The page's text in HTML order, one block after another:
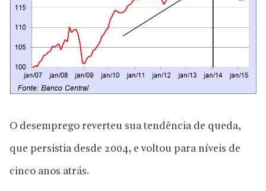
O desemprego reverteu sua tendência de queda,
que persistia desde 2004, e voltou para níveis de
cinco anos atrás.